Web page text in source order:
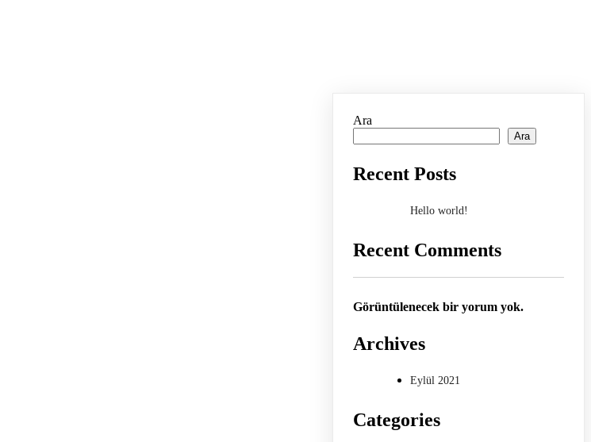
Ara
Ara
Recent Posts
Hello world!
Recent Comments
Görüntülenecek bir yorum yok.
Archives
Eylül 2021
Categories